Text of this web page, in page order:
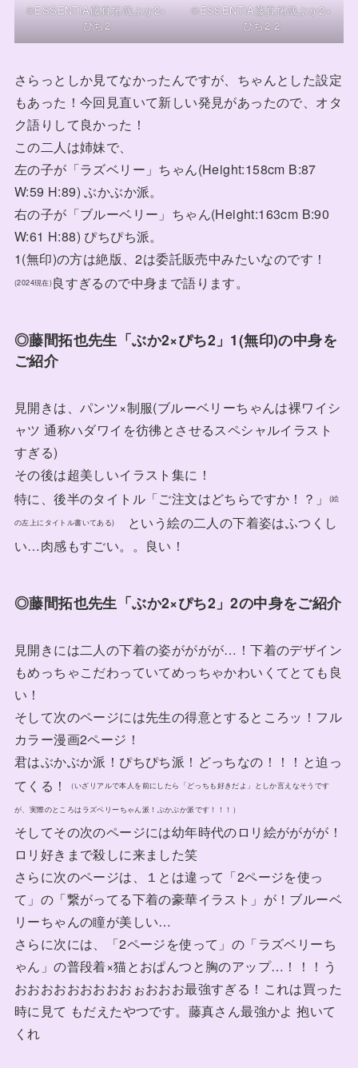
©ESSENTIA藤真拓哉ぶか2×
ぴち2
©ESSENTIA藤真拓哉ぶか2×
ぴち2 2
さらっとしか見てなかったんですが、ちゃんとした設定
もあった！今回見直いて新しい発見があったので、オタ
ク語りして良かった！
この二人は姉妹で、
左の子が「ラズベリー」ちゃん(Height:158cm B:87
W:59 H:89) ぶかぶか派。
右の子が「ブルーベリー」ちゃん(Height:163cm B:90
W:61 H:88) ぴちぴち派。
1(無印)の方は絶版、2は委託販売中みたいなのです！
(2024現在)良すぎるので中身まで語ります。
◎藤間拓也先生「ぶか2×ぴち2」1(無印)の中身を
ご紹介
見開きは、パンツ×制服(ブルーベリーちゃんは裸ワイシ
ャツ 通称ハダワイを彷彿とさせるスペシャルイラスト
すぎる)
その後は超美しいイラスト集に！
特に、後半のタイトル「ご注文はどちらですか！？」
(絵
の左上にタイトル書いてある)
という絵の二人の下着姿はふつくし
い…肉感もすごい。。良い！
◎藤間拓也先生「ぶか2×ぴち2」2の中身をご紹介
見開きには二人の下着の姿がががが…！下着のデザイン
もめっちゃこだわっていてめっちゃかわいくてとても良
い！
そして次のページには先生の得意とするところッ！フル
カラー漫画2ページ！
君はぶかぶか派！ぴちぴち派！どっちなの！！！と迫っ
てくる！
（いざリアルで本人を前にしたら「どっちも好きだよ」としか言えなそうです
が、実際のところはラズベリーちゃん派！ぶかぶか派です！！！）
そしてその次のページには幼年時代のロリ絵がががが！
ロリ好きまで殺しに来ました笑
さらに次のページは、１とは違って「2ページを使っ
て」の「繋がってる下着の豪華イラスト」が！ブルーベ
リーちゃんの瞳が美しい…
さらに次には、「2ページを使って」の「ラズベリーち
ゃん」の普段着×猫とおぱんつと胸のアップ…！！！う
おおおおおおおおおぉおおお最強すぎる！これは買った
時に見て もだえたやつです。藤真さん最強かよ 抱いて
くれ